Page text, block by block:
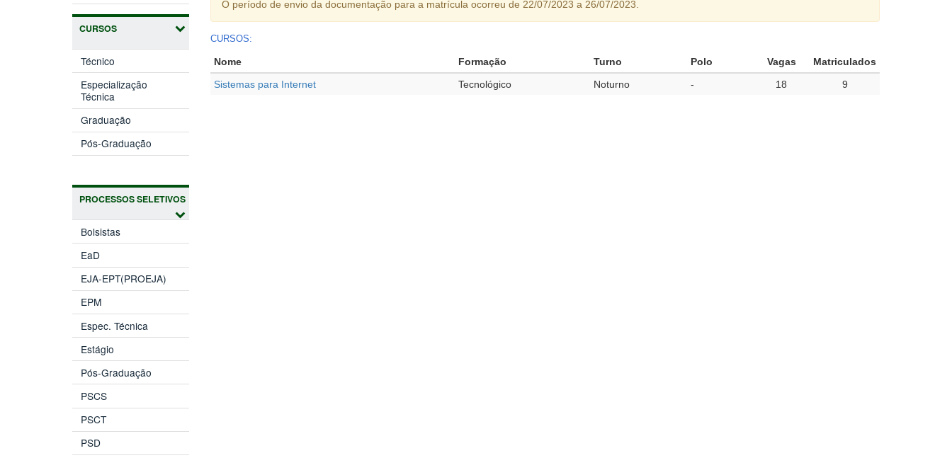
CURSOS
Técnico
Especialização
Técnica
Graduação
Pós-Graduação
PROCESSOS SELETIVOS
Bolsistas
EaD
EJA-EPT(PROEJA)
EPM
Espec. Técnica
Estágio
Pós-Graduação
PSCS
PSCT
PSD
O período de envio da documentação para a matrícula ocorreu de 22/07/2023 a 26/07/2023.
CURSOS:
Nome Formação Turno Polo Vagas
Matriculados
Sistemas para Internet
Tecnológico Noturno - 18 9